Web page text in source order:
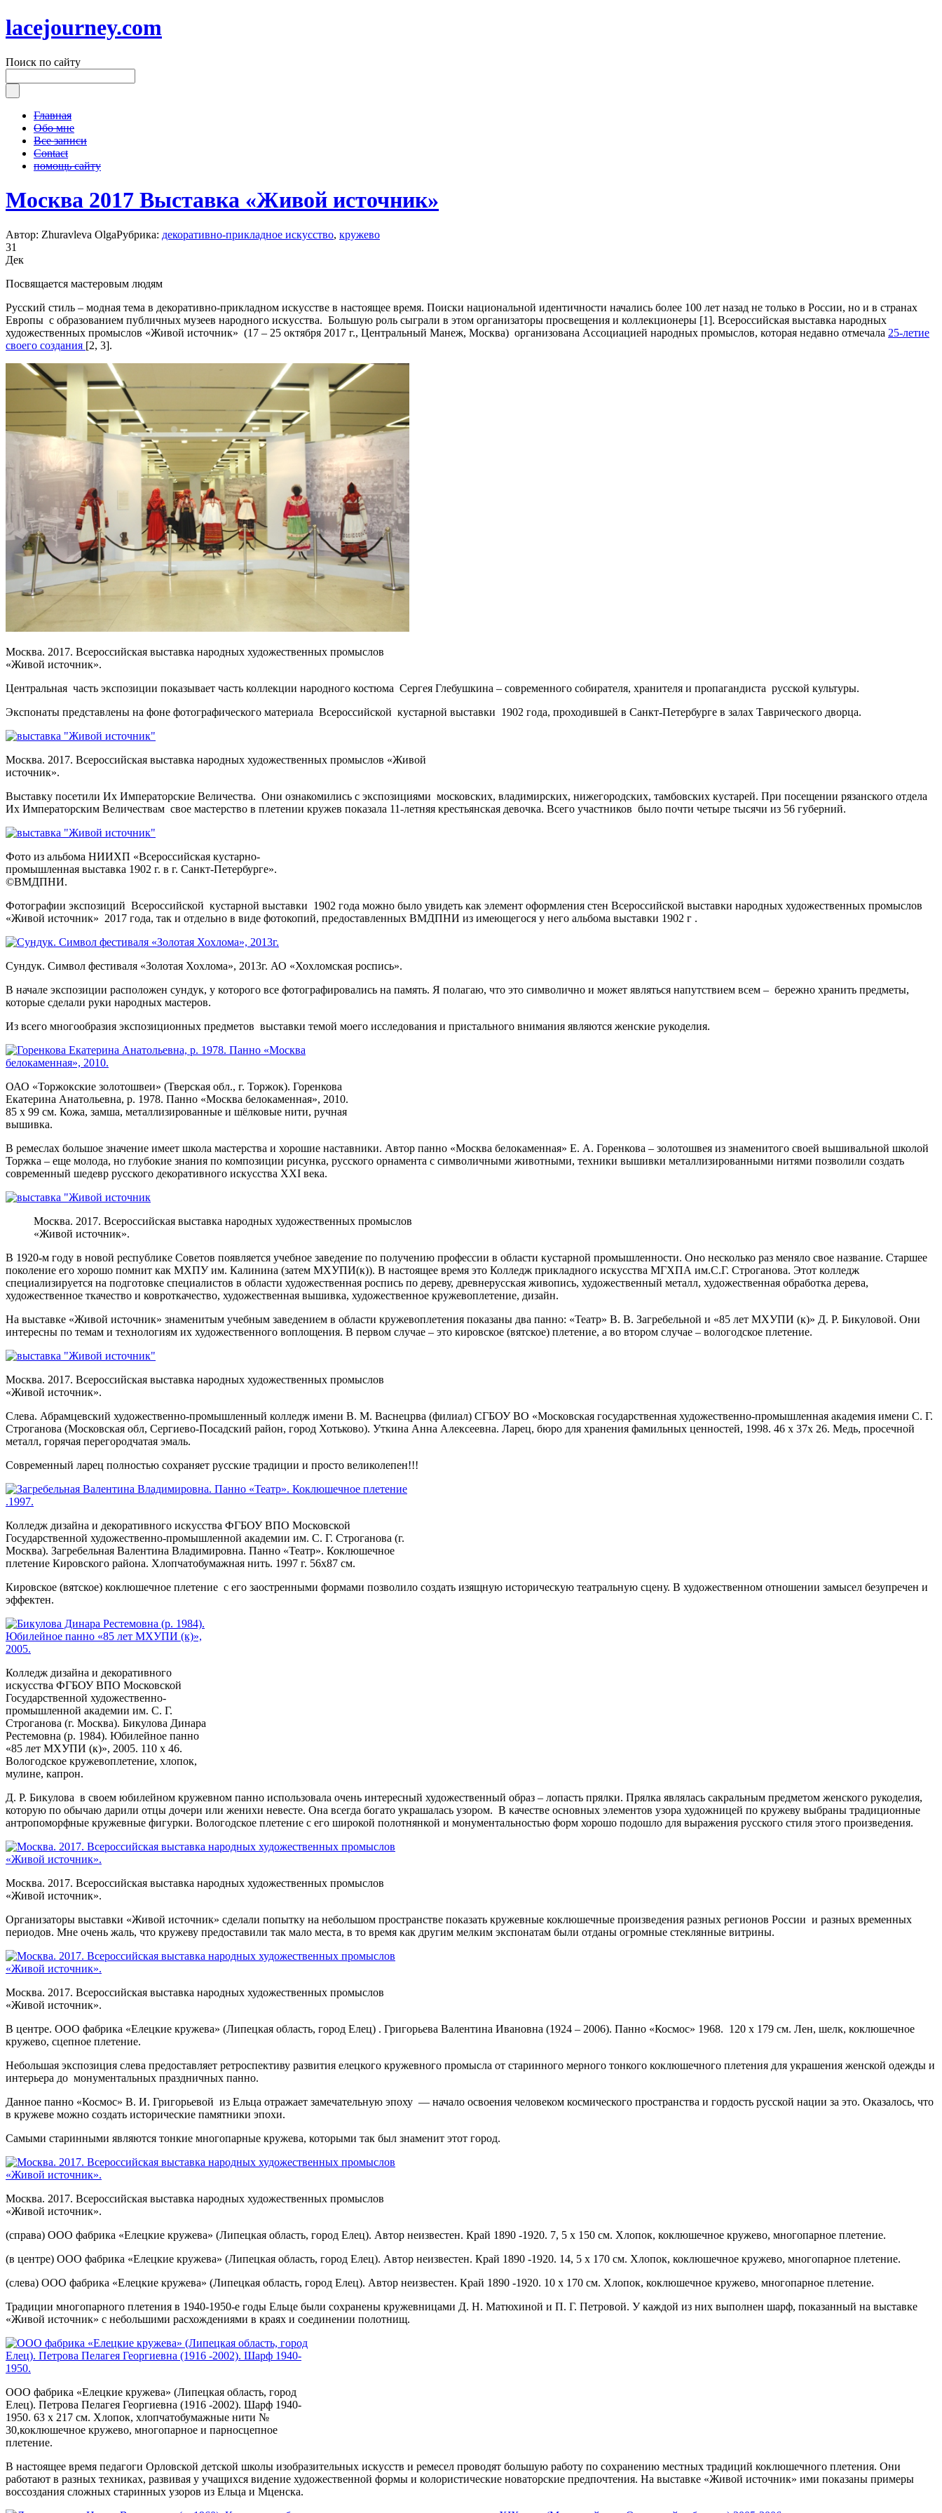
lacejourney.com
Поиск по сайту
Главная
Обо мне
Все записи
Contact
помощь сайту
Москва 2017 Выставка «Живой источник»
Автор: Zhuravleva OlgaРубрика: декоративно-прикладное искусство, кружево
31
Дек
Посвящается мастеровым людям
Русский стиль – модная тема в декоративно-прикладном искусстве в настоящее время. Поиски национальной идентичности начались более 100 лет назад не только в России, но и в странах
Европы с образованием публичных музеев народного искусства. Большую роль сыграли в этом организаторы просвещения и коллекционеры [1]. Всероссийская выставка народных
художественных промыслов «Живой источник» (17 – 25 октября 2017 г., Центральный Манеж, Москва) организована Ассоциацией народных промыслов, которая недавно отмечала 25-летие
своего создания [2, 3].
Москва. 2017. Всероссийская выставка народных художественных промыслов
«Живой источник».
Центральная часть экспозиции показывает часть коллекции народного костюма Сергея Глебушкина – современного собирателя, хранителя и пропагандиста русской культуры.
Экспонаты представлены на фоне фотографического материала Всероссийской кустарной выставки 1902 года, проходившей в Санкт-Петербурге в залах Таврического дворца.
Москва. 2017. Всероссийская выставка народных художественных промыслов «Живой
источник».
Выставку посетили Их Императорские Величества. Они ознакомились с экспозициями московских, владимирских, нижегородских, тамбовских кустарей. При посещении рязанского отдела
Их Императорским Величествам свое мастерство в плетении кружев показала 11-летняя крестьянская девочка. Всего участников было почти четыре тысячи из 56 губерний.
Фото из альбома НИИХП «Всероссийская кустарно-
промышленная выставка 1902 г. в г. Санкт-Петербурге».
©ВМДПНИ.
Фотографии экспозиций Всероссийской кустарной выставки 1902 года можно было увидеть как элемент оформления стен Всероссийской выставки народных художественных промыслов
«Живой источник» 2017 года, так и отдельно в виде фотокопий, предоставленных ВМДПНИ из имеющегося у него альбома выставки 1902 г .
Сундук. Символ фестиваля «Золотая Хохлома», 2013г. АО «Хохломская роспись».
В начале экспозиции расположен сундук, у которого все фотографировались на память. Я полагаю, что это символично и может являться напутствием всем – бережно хранить предметы,
которые сделали руки народных мастеров.
Из всего многообразия экспозиционных предметов выставки темой моего исследования и пристального внимания являются женские рукоделия.
ОАО «Торжокские золотошвеи» (Тверская обл., г. Торжок). Горенкова
Екатерина Анатольевна, р. 1978. Панно «Москва белокаменная», 2010.
85 х 99 см. Кожа, замша, металлизированные и шёлковые нити, ручная
вышивка.
В ремеслах большое значение имеет школа мастерства и хорошие наставники. Автор панно «Москва белокаменная» Е. А. Горенкова – золотошвея из знаменитого своей вышивальной школой
Торжка – еще молода, но глубокие знания по композиции рисунка, русского орнамента с символичными животными, техники вышивки металлизированными нитями позволили создать
современный шедевр русского декоративного искусства XXI века.
Москва. 2017. Всероссийская выставка народных художественных промыслов
«Живой источник».
В 1920-м году в новой республике Советов появляется учебное заведение по получению профессии в области кустарной промышленности. Оно несколько раз меняло свое название. Старшее
поколение его хорошо помнит как МХПУ им. Калинина (затем МХУПИ(к)). В настоящее время это Колледж прикладного искусства МГХПА им.С.Г. Строганова. Этот колледж
специализируется на подготовке специалистов в области художественная роспись по дереву, древнерусская живопись, художественный металл, художественная обработка дерева,
художественное ткачество и ковроткачество, художественная вышивка, художественное кружевоплетение, дизайн.
На выставке «Живой источник» знаменитым учебным заведением в области кружевоплетения показаны два панно: «Театр» В. В. Загребельной и «85 лет МХУПИ (к)» Д. Р. Бикуловой. Они
интересны по темам и технологиям их художественного воплощения. В первом случае – это кировское (вятское) плетение, а во втором случае – вологодское плетение.
Москва. 2017. Всероссийская выставка народных художественных промыслов
«Живой источник».
Слева. Абрамцевский художественно-промышленный колледж имени В. М. Васнецрва (филиал) СГБОУ ВО «Московская государственная художественно-промышленная академия имени С. Г.
Строганова (Московская обл, Сергиево-Посадский район, город Хотьково). Уткина Анна Алексеевна. Ларец, бюро для хранения фамильных ценностей, 1998. 46 х 37х 26. Медь, просечной
металл, горячая перегородчатая эмаль.
Современный ларец полностью сохраняет русские традиции и просто великолепен!!!
Колледж дизайна и декоративного искусства ФГБОУ ВПО Московской
Государственной художественно-промышленной академии им. С. Г. Строганова (г.
Москва). Загребельная Валентина Владимировна. Панно «Театр». Коклюшечное
плетение Кировского района. Хлопчатобумажная нить. 1997 г. 56х87 см.
Кировское (вятское) коклюшечное плетение с его заостренными формами позволило создать изящную историческую театральную сцену. В художественном отношении замысел безупречен и
эффектен.
Колледж дизайна и декоративного
искусства ФГБОУ ВПО Московской
Государственной художественно-
промышленной академии им. С. Г.
Строганова (г. Москва). Бикулова Динара
Рестемовна (р. 1984). Юбилейное панно
«85 лет МХУПИ (к)», 2005. 110 х 46.
Вологодское кружевоплетение, хлопок,
мулине, капрон.
Д. Р. Бикулова в своем юбилейном кружевном панно использовала очень интересный художественный образ – лопасть прялки. Прялка являлась сакральным предметом женского рукоделия,
которую по обычаю дарили отцы дочери или женихи невесте. Она всегда богато украшалась узором. В качестве основных элементов узора художницей по кружеву выбраны традиционные
антропоморфные кружевные фигурки. Вологодское плетение с его широкой полотнянкой и монументальностью форм хорошо подошло для выражения русского стиля этого произведения.
Москва. 2017. Всероссийская выставка народных художественных промыслов
«Живой источник».
Организаторы выставки «Живой источник» сделали попытку на небольшом пространстве показать кружевные коклюшечные произведения разных регионов России и разных временных
периодов. Мне очень жаль, что кружеву предоставили так мало места, в то время как другим мелким экспонатам были отданы огромные стеклянные витрины.
Москва. 2017. Всероссийская выставка народных художественных промыслов
«Живой источник».
В центре. ООО фабрика «Елецкие кружева» (Липецкая область, город Елец) . Григорьева Валентина Ивановна (1924 – 2006). Панно «Космос» 1968. 120 х 179 см. Лен, шелк, коклюшечное
кружево, сцепное плетение.
Небольшая экспозиция слева предоставляет ретроспективу развития елецкого кружевного промысла от старинного мерного тонкого коклюшечного плетения для украшения женской одежды и
интерьера до монументальных праздничных панно.
Данное панно «Космос» В. И. Григорьевой из Ельца отражает замечательную эпоху — начало освоения человеком космического пространства и гордость русской нации за это. Оказалось, что
в кружеве можно создать исторические памятники эпохи.
Самыми старинными являются тонкие многопарные кружева, которыми так был знаменит этот город.
Москва. 2017. Всероссийская выставка народных художественных промыслов
«Живой источник».
(справа) ООО фабрика «Елецкие кружева» (Липецкая область, город Елец). Автор неизвестен. Край 1890 -1920. 7, 5 х 150 см. Хлопок, коклюшечное кружево, многопарное плетение.
(в центре) ООО фабрика «Елецкие кружева» (Липецкая область, город Елец). Автор неизвестен. Край 1890 -1920. 14, 5 х 170 см. Хлопок, коклюшечное кружево, многопарное плетение.
(слева) ООО фабрика «Елецкие кружева» (Липецкая область, город Елец). Автор неизвестен. Край 1890 -1920. 10 х 170 см. Хлопок, коклюшечное кружево, многопарное плетение.
Традиции многопарного плетения в 1940-1950-е годы Ельце были сохранены кружевницами Д. Н. Матюхиной и П. Г. Петровой. У каждой из них выполнен шарф, показанный на выставке
«Живой источник» с небольшими расхождениями в краях и соединении полотнищ.
ООО фабрика «Елецкие кружева» (Липецкая область, город
Елец). Петрова Пелагея Георгиевна (1916 -2002). Шарф 1940-
1950. 63 х 217 см. Хлопок, хлопчатобумажные нити №
30,коклюшечное кружево, многопарное и парносцепное
плетение.
В настоящее время педагоги Орловской детской школы изобразительных искусств и ремесел проводят большую работу по сохранению местных традиций коклюшечного плетения. Они
работают в разных техниках, развивая у учащихся видение художественной формы и колористические новаторские предпочтения. На выставке «Живой источник» ими показаны примеры
воссоздания сложных старинных узоров из Ельца и Мценска.